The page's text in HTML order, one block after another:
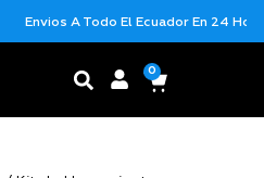
Envios A Todo El Ecuador En 24
0